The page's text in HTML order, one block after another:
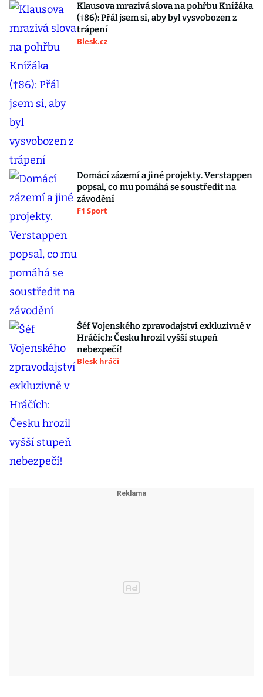
Klausova mrazivá slova na pohřbu Knížáka
(†86): Přál jsem si, aby byl vysvobozen z
trápení
Blesk.cz
Domácí zázemí a jiné projekty. Verstappen
popsal, co mu pomáhá se soustředit na
závodění
F1 Sport
Šéf Vojenského zpravodajství exkluzivně v
Hráčích: Česku hrozil vyšší stupeň
nebezpečí!
Blesk hráči